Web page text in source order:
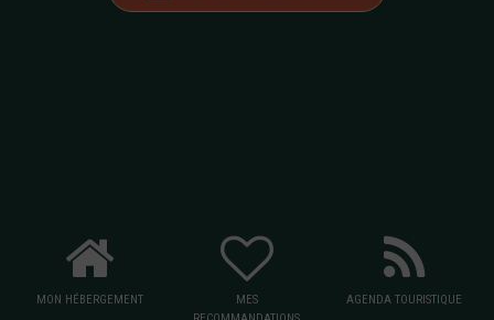
MON HÉBERGEMENT
MES
AGENDA TOURISTIQUE